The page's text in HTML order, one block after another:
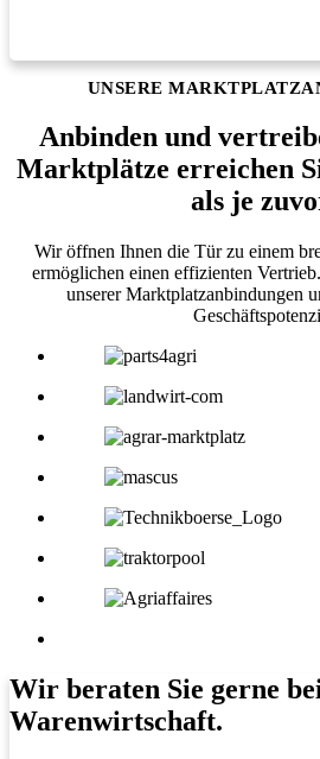
UNSERE
Anbinden und
Marktplätze erreichen
als je
Wir öffnen Ihnen die Tür zu einem
ermöglichen einen effizienten
unserer Marktplatzanbindungen
Wir beraten Sie gerne
Warenwirtschaft.